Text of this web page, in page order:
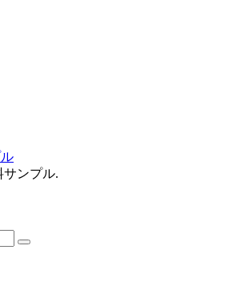
サンプル.